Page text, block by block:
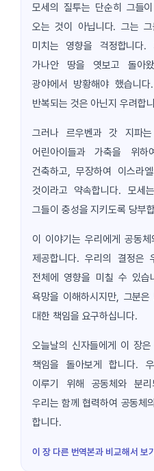
모세의 질투는 단순히 그들
오는 것이 아닙니다. 그는
미치는 영향을 걱정합니다.
가나안 땅을 엿보고 돌아
광야에서 방황해야 했습니
반복되는 것은 아닌지 우려합
그러나 르우벤과 갓 지파
어린아이들과 가축을 위
건축하고, 무장하여 이스라
것이라고 약속합니다. 모세
그들이 충성을 지키도록 당부
이 이야기는 우리에게 공동
제공합니다. 우리의 결정은
전체에 영향을 미칠 수 있습
욕망을 이해하시지만, 그분
대한 책임을 요구하십니다.
오늘날의 신자들에게 이 장
책임을 돌아보게 합니다.
이루기 위해 공동체와 분
우리는 함께 협력하여 공동체
합니다.
이 장 다른 번역본과 비교해서 보